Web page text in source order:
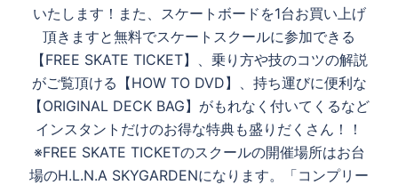
いたします！また、スケートボードを1台お買い上げ
頂きますと無料でスケートスクールに参加できる
【FREE SKATE TICKET】、乗り方や技のコツの解説
がご覧頂ける【HOW TO DVD】、持ち運びに便利な
【ORIGINAL DECK BAG】がもれなく付いてくるなど
インスタントだけのお得な特典も盛りだくさん！！
※FREE SKATE TICKETのスクールの開催場所はお台
場のH.L.N.A SKYGARDENになります。「コンプリー